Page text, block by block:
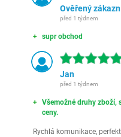
Ověřený
před 1 týdnem
supr obchod
Jan
před 1 týdnem
Všemožné druhy zboží,
ceny.
Rychlá komunikace,